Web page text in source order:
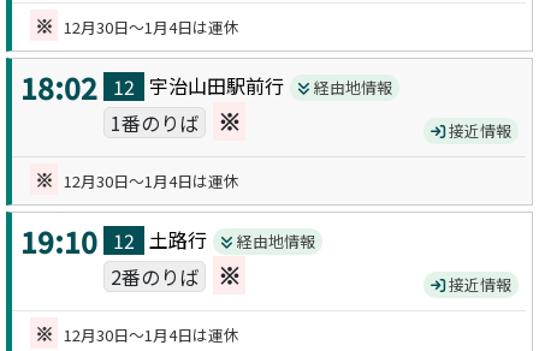
※ 12月30日～1月4日は運休
18:02 12 宇治山田駅前行 経由地情報
1番のりば ※ 接近情報
※ 12月30日～1月4日は運休
19:10 12 土路行 経由地情報
2番のりば ※ 接近情報
※ 12月30日～1月4日は運休